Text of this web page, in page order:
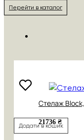
Перейти в каталог
Стелаж
21736 ₴
Додати в кошик